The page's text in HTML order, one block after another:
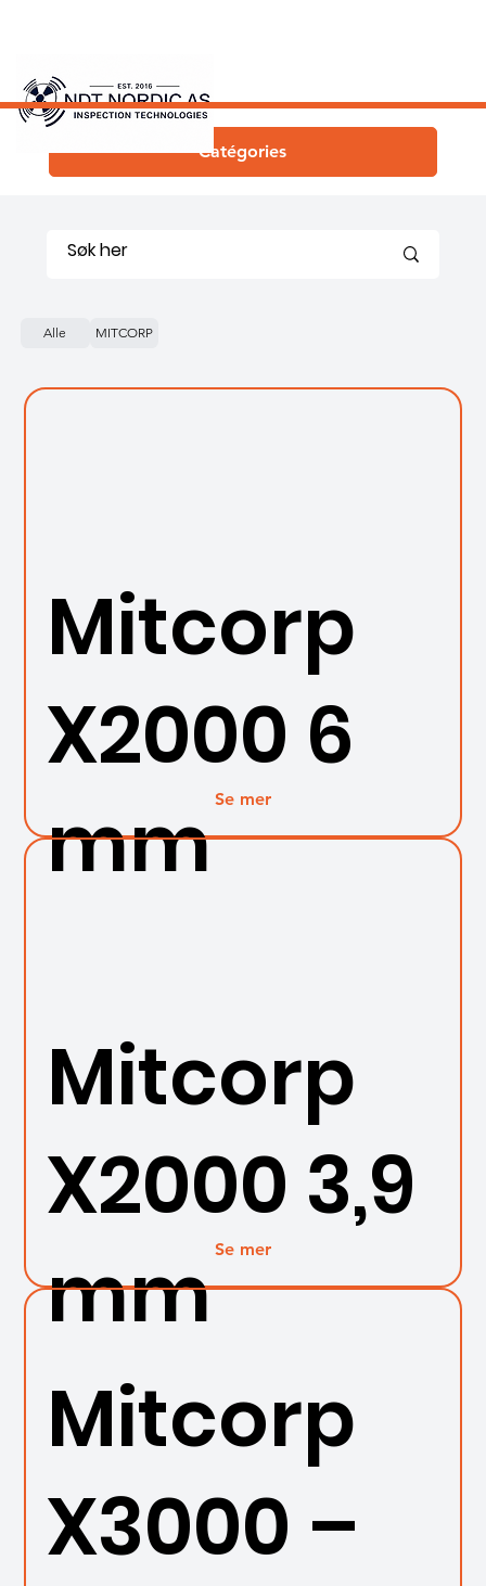
Catégories
Alle MITCORP
Mitcorp
X2000 6
mmSe mer
Mitcorp
X2000 3,9
mmSe mer
Mitcorp
X3000 –